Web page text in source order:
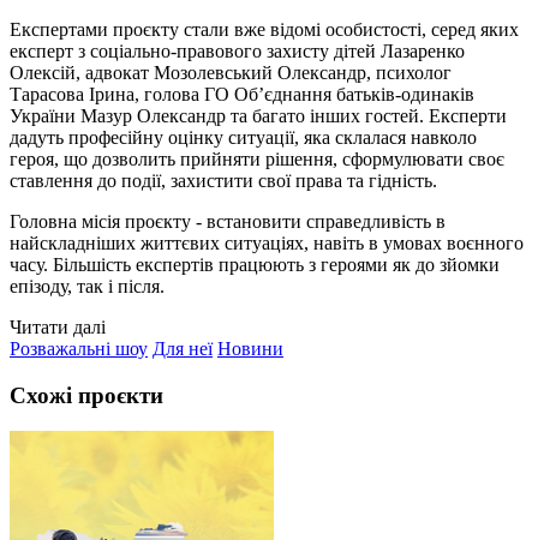
Експертами проєкту стали вже відомі особистості, серед яких
експерт з соціально-правового захисту дітей Лазаренко
Олексій, адвокат Мозолевський Олександр, психолог
Тарасова Ірина, голова ГО Об’єднання батьків-одинаків
України Мазур Олександр та багато інших гостей. Експерти
дадуть професійну оцінку ситуації, яка склалася навколо
героя, що дозволить прийняти рішення, сформулювати своє
ставлення до події, захистити свої права та гідність.
Головна місія проєкту - встановити справедливість в
найскладніших життєвих ситуаціях, навіть в умовах воєнного
часу. Більшість експертів працюють з героями як до зйомки
епізоду, так і після.
Читати далі
Розважальні шоу Для неї Новини
Схожі проєкти